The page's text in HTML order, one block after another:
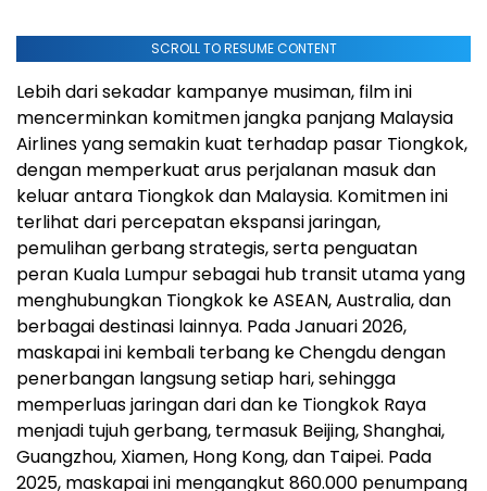
SCROLL TO RESUME CONTENT
Lebih dari sekadar kampanye musiman, film ini
mencerminkan komitmen jangka panjang Malaysia
Airlines yang semakin kuat terhadap pasar Tiongkok,
dengan memperkuat arus perjalanan masuk dan
keluar antara Tiongkok dan Malaysia. Komitmen ini
terlihat dari percepatan ekspansi jaringan,
pemulihan gerbang strategis, serta penguatan
peran Kuala Lumpur sebagai hub transit utama yang
menghubungkan Tiongkok ke ASEAN, Australia, dan
berbagai destinasi lainnya. Pada Januari 2026,
maskapai ini kembali terbang ke Chengdu dengan
penerbangan langsung setiap hari, sehingga
memperluas jaringan dari dan ke Tiongkok Raya
menjadi tujuh gerbang, termasuk Beijing, Shanghai,
Guangzhou, Xiamen, Hong Kong, dan Taipei. Pada
2025, maskapai ini mengangkut 860.000 penumpang